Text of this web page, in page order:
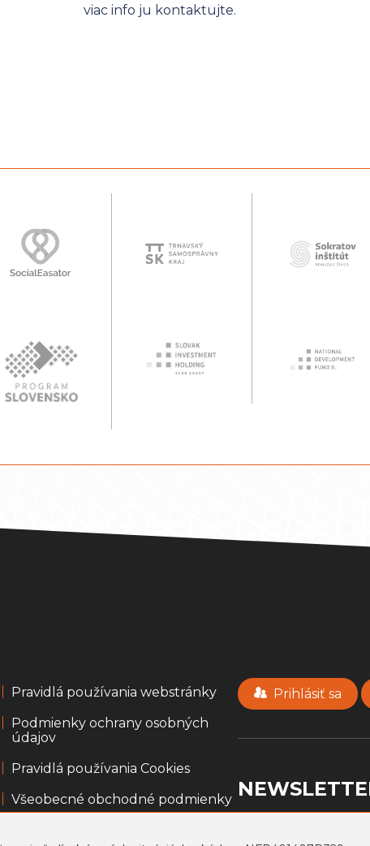
viac info ju kontaktujte.
Pravidlá používania webstránky
Podmienky ochrany osobných
údajov
Pravidlá používania Cookies
Všeobecné obchodné podmienky
Prihlásiť sa